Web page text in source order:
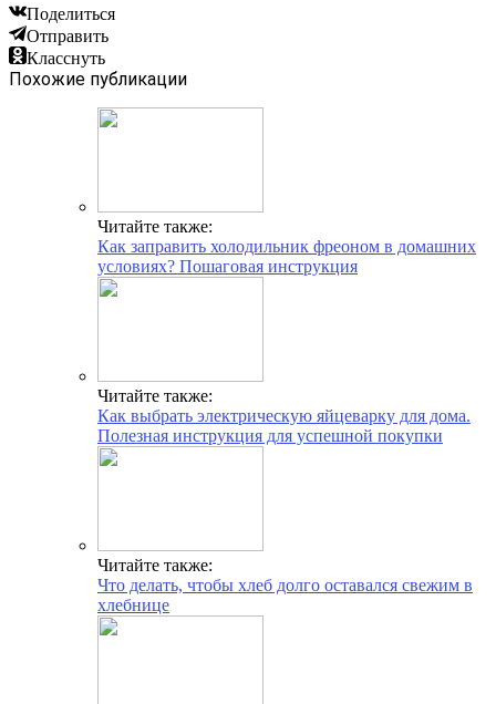
Поделиться
Отправить
Класснуть
Похожие публикации
Читайте также:
Как заправить холодильник фреоном в домашних
условиях? Пошаговая инструкция
Читайте также:
Как выбрать электрическую яйцеварку для дома.
Полезная инструкция для успешной покупки
Читайте также:
Что делать, чтобы хлеб долго оставался свежим в
хлебнице